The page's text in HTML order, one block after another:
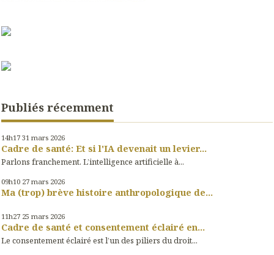
Publiés récemment
14h17 31 mars 2026
Cadre de santé: Et si l'IA devenait un levier...
Parlons franchement. L’intelligence artificielle à...
09h10 27 mars 2026
Ma (trop) brève histoire anthropologique de...
11h27 25 mars 2026
Cadre de santé et consentement éclairé en...
Le consentement éclairé est l’un des piliers du droit...